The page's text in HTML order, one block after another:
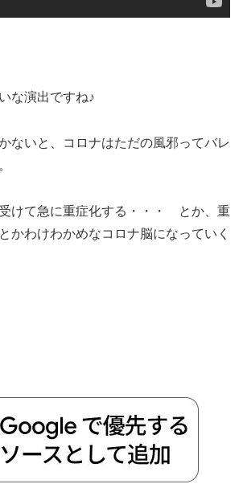
な演出ですね♪
ないと、コロナはただの風邪ってバレ
けて急に重症化する・・・ とか、重
かわけわかめなコロナ脳になっていく